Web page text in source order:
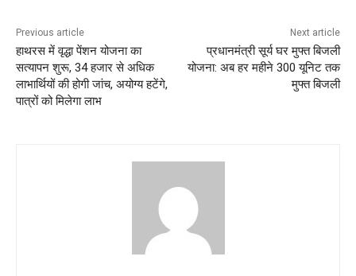
Previous article
हाथरस में वृद्धा पेंशन योजना का
सत्यापन शुरू, 34 हजार से अधिक
लाभार्थियों की होगी जांच, अयोग्य हटेंगे,
पात्रों को मिलेगा लाभ
Next article
प्रधानमंत्री सूर्य घर मुफ्त बिजली
योजना: अब हर महीने 300 यूनिट तक
मुफ्त बिजली